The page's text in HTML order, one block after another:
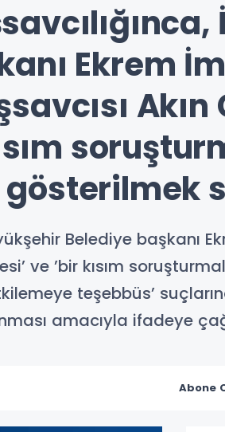
Ekrem
Akın
s
Belediye başkanı
ve ’bir kısım
teşebbüs’
amacıyla ifadeye
Abone